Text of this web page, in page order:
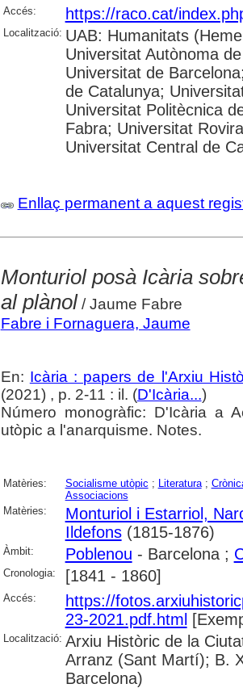
Accés: https://raco.cat/
Localització: UAB: Humanitats
Universitat Autònoma
Universitat de
de Catalunya;
Universitat Politècnica
Fabra; Universitat
Universitat Central de
Enllaç permanent a aquest
Monturiol posà Icària
al plànol/ Jaume Fabre
Fabre i Fornaguera, Jaume
En: Icària : papers de l'Arxiu
(2021) , p. 2-11 : il. (D'Icària...)
Número monogràfic: D'Icària a
utòpic a l'anarquisme. Notes.
Matèries: Socialisme utòpic ; Literatura;
Associacions
Matèries:
Monturiol i Estarriol,
Ildefons(1815-1876)
Àmbit: Poblenou - Barcelona ;
Cronologia: [1841 - 1860]
Accés:
https://
23-2021.pdf.html
Localització: Arxiu Històric de la
Arranz (Sant Martí); B.
Barcelona)